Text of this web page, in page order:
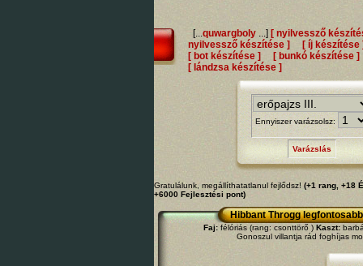
[...quwargboly ...] [ nyilvessző
nyilvessző készítése ]
[ íj készítése
[ bot készítése ]
[ bunkó készítése ]
[ lándzsa készítése ]
Ennyiszer varázsolsz:
Varázslás
Gratulálunk, megállíthatatlanul fejlődsz! (+1 rang, +18
+6000 Fejlesztési pont)
Hibbant Throgg
Faj:félóriás (rang: csonttörő ) Kaszt:
Gonoszul villantja rád foghíjas